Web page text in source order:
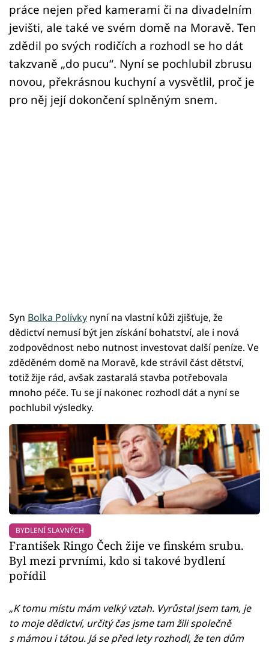
práce nejen před kamerami či na divadelním
jevišti, ale také ve svém domě na Moravě. Ten
zdědil po svých rodičích a rozhodl se ho dát
takzvaně „do pucu“. Nyní se pochlubil zbrusu
novou, překrásnou kuchyní a vysvětlil, proč je
pro něj její dokončení splněným snem.
Syn Bolka Polívky nyní na vlastní kůži zjišťuje, že
dědictví nemusí být jen získání bohatství, ale i nová
zodpovědnost nebo nutnost investovat další peníze. Ve
zděděném domě na Moravě, kde strávil část dětství,
totiž žije rád, avšak zastaralá stavba potřebovala
mnoho péče. Tu se jí nakonec rozhodl dát a nyní se
pochlubil výsledky.
BYDLENÍ SLAVNÝCH
František Ringo Čech žije ve finském srubu.
Byl mezi prvními, kdo si takové bydlení
pořídil
„K tomu místu mám velký vztah. Vyrůstal jsem tam, je
to moje dědictví, určitý čas jsme tam žili společně
s mámou i tátou. Já se před lety rozhodl, že ten dům